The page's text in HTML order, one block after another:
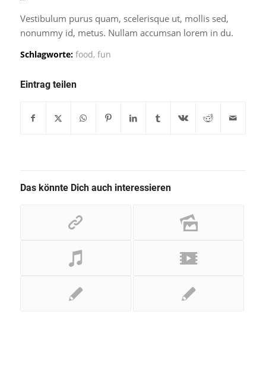
Vestibulum purus quam, scelerisque ut, mollis sed,
nonummy id, metus. Nullam accumsan lorem in du.
Schlagworte: food, fun
Eintrag teilen
Das könnte Dich auch interessieren